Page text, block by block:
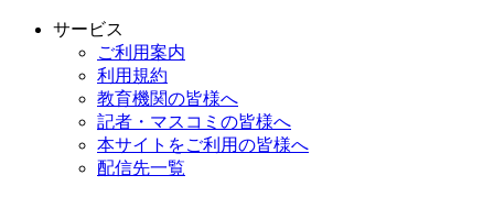
サービス
ご利用案内
利用規約
教育機関の皆様へ
記者・マスコミの皆様へ
本サイトをご利用の皆様へ
配信先一覧